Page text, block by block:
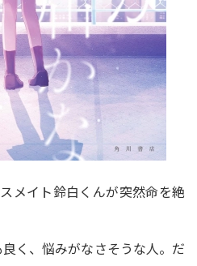
メイト鈴白くんが突然命を絶
く、悩みがなさそうな人。だ